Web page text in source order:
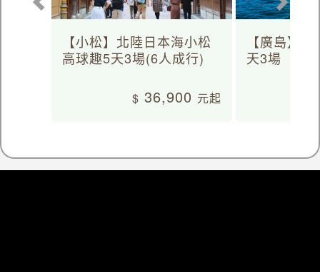
【小松】北陸日本海小松
高球趣5天3場(6人成行)
36,900
【廣島】
天3場